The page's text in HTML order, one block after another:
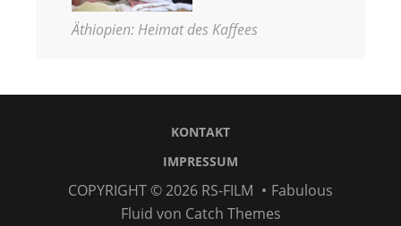
Äthiopien: Heimat des Kaffees
KONTAKT
IMPRESSUM
COPYRIGHT © 2026 RS-FILM • Fabulous
Fluid von Catch Themes